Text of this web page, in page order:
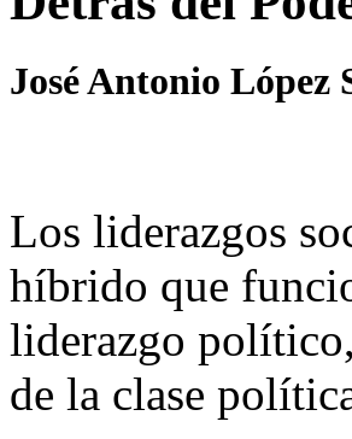
José Antonio López
Los liderazgos
híbrido que
liderazgo
de la clase